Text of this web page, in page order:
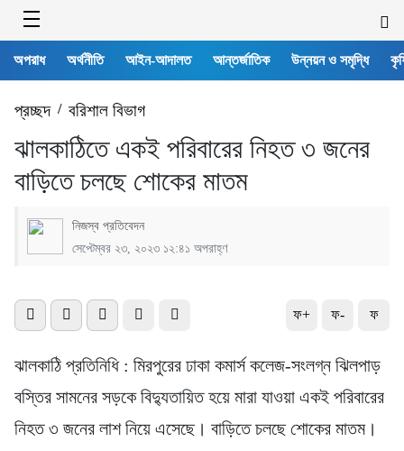
অপরাধ অর্থনীতি আইন-আদালত আন্তর্জাতিক উন্নয়ন ও সমৃদ্ধি
প্রচ্ছদ/ বরিশাল বিভাগ
ঝালকাঠিতে একই পরিবারের নিহত ৩ জনের
বাড়িতে চলছে শোকের মাতম
নিজস্ব প্রতিবেদন
সেপ্টেম্বর ২৩, ২০২৩ ১২:৪১ অপরাহ্ণ
ফ+ ফ- ফ
ঝালকাঠি প্রতিনিধি : মিরপুরের ঢাকা কমার্স কলেজ-সংলগ্ন ঝিলপাড়
বস্তির সামনের সড়কে বিদ্যুতায়িত হয়ে মারা যাওয়া একই পরিবারের
নিহত ৩ জনের লাশ নিয়ে এসেছে। বাড়িতে চলছে শোকের মাতম।